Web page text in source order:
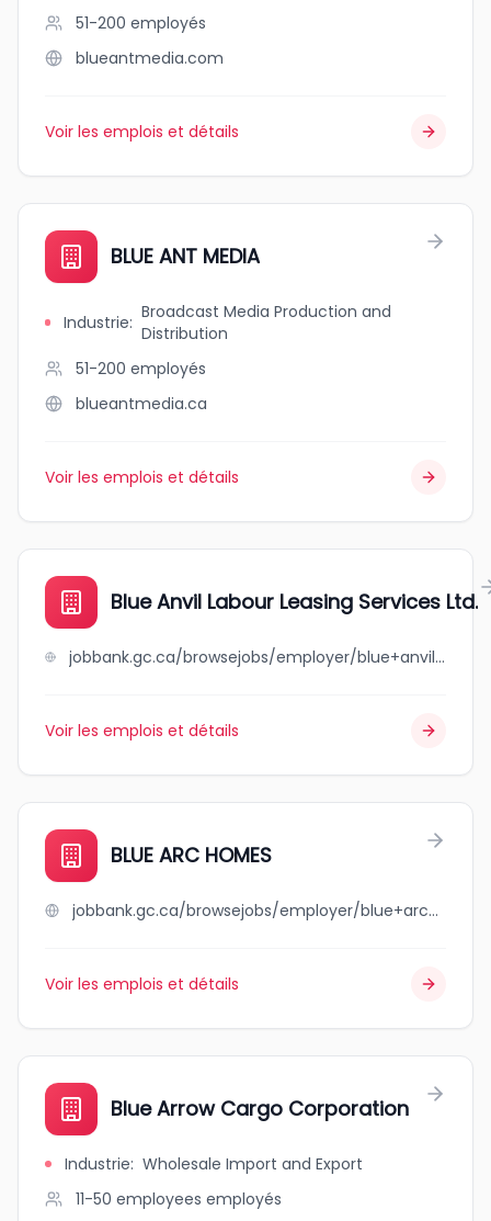
51-200 employés
blueantmedia.com
Voir les emplois et détails
BLUE ANT MEDIA
Industrie: Broadcast Media Production and
Distribution
51-200 employés
blueantmedia.ca
Voir les emplois et détails
Blue Anvil Labour Leasing Services Ltd.
jobbank.gc.ca/browsejobs/employer/blue+anvil+labour+leasing+services+ltd./ca
Voir les emplois et détails
BLUE ARC HOMES
jobbank.gc.ca/browsejobs/employer/blue+arc+homes/ca
Voir les emplois et détails
Blue Arrow Cargo Corporation
Industrie: Wholesale Import and Export
11-50 employees employés